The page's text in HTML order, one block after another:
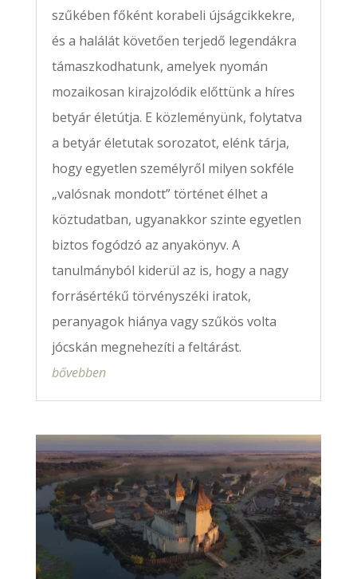
szűkében főként korabeli újságcikkekre,
és a halálát követően terjedő legendákra
támaszkodhatunk, amelyek nyomán
mozaikosan kirajzolódik előttünk a híres
betyár életútja. E közleményünk, folytatva
a betyár életutak sorozatot, elénk tárja,
hogy egyetlen személyről milyen sokféle
„valósnak mondott” történet élhet a
köztudatban, ugyanakkor szinte egyetlen
biztos fogódzó az anyakönyv. A
tanulmányból kiderül az is, hogy a nagy
forrásértékű törvényszéki iratok,
peranyagok hiánya vagy szűkös volta
jócskán megnehezíti a feltárást.
bővebben